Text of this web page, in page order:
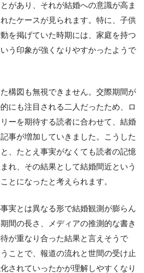
があり、それが結婚への意識が高ま
たケースが見られます。特に、子供
を掲げていた時期には、家庭を持つ
う印象が強くなりやすかったようで
構図も無視できません。交際期間が
にも注目される二人だったため、ロ
ーを期待する読者に合わせて、結婚
事が増加していきました。こうした
、たとえ事実がなくても読者の記憶
れ、その結果として結婚間近という
とになったと考えられます。
実とは異なる形で結婚観測が膨らん
間の長さ、メディアの推測的な書き
が重なり合った結果と言えそうで
ことで、報道の流れと世間の受け止
されていったかが理解しやすくなり